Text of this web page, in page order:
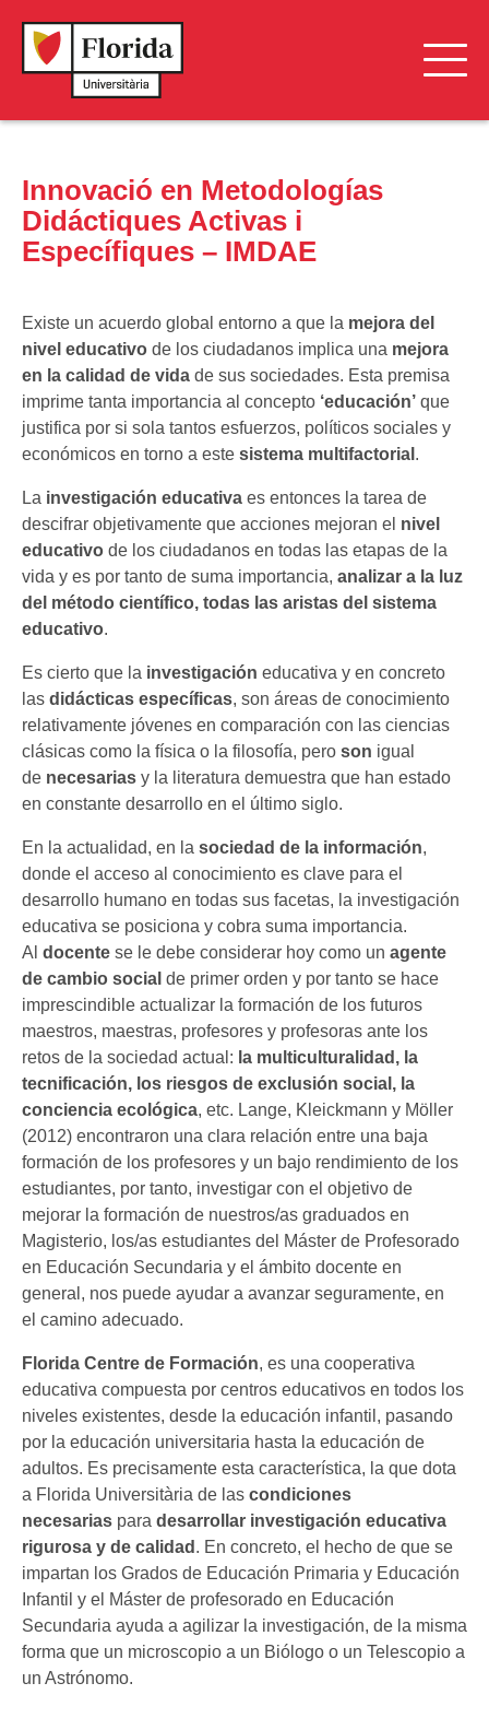
Game technologies and applications
Innovación Social y Negocios Inclusivos – INSONI
GILYTO
Economía Social, Empresas y Emprendimiento Social
Economía Social, Empresas y Emprendimiento Social
L’hivernacle
SportLab
Energy Student
Innovació en Metodologías Didáctiques Activas i
Específiques – IMDAE
Innovació en Metodologías
Didáctiques Activas i
Específiques – IMDAE
Existe un acuerdo global entorno a que la mejora del
nivel educativo de los ciudadanos implica una mejora
en la calidad de vida de sus sociedades. Esta premisa
imprime tanta importancia al concepto ‘educación’ que
justifica por si sola tantos esfuerzos, políticos sociales y
económicos en torno a este sistema multifactorial .
La investigación educativa es entonces la tarea de
descifrar objetivamente que acciones mejoran el nivel
educativo de los ciudadanos en todas las etapas de la
vida y es por tanto de suma importancia, analizar a la luz
del método científico, todas las aristas del sistema
educativo.
Es cierto que la investigación educativa y en concreto
las didácticas específicas, son áreas de conocimiento
relativamente jóvenes en comparación con las ciencias
clásicas como la física o la filosofía, pero son igual
de necesarias y la literatura demuestra que han estado
en constante desarrollo en el último siglo.
En la actualidad, en la sociedad de la información,
donde el acceso al conocimiento es clave para el
desarrollo humano en todas sus facetas, la investigación
educativa se posiciona y cobra suma importancia.
Al docente se le debe considerar hoy como un agente
de cambio social de primer orden y por tanto se hace
imprescindible actualizar la formación de los futuros
maestros, maestras, profesores y profesoras ante los
retos de la sociedad actual: la multiculturalidad, la
tecnificación, los riesgos de exclusión social, la
conciencia ecológica, etc. Lange, Kleickmann y Möller
(2012) encontraron una clara relación entre una baja
formación de los profesores y un bajo rendimiento de los
estudiantes, por tanto, investigar con el objetivo de
mejorar la formación de nuestros/as graduados en
Magisterio, los/as estudiantes del Máster de Profesorado
en Educación Secundaria y el ámbito docente en
general, nos puede ayudar a avanzar seguramente, en
el camino adecuado.
Florida Centre de Formación, es una cooperativa
educativa compuesta por centros educativos en todos los
niveles existentes, desde la educación infantil, pasando
por la educación universitaria hasta la educación de
adultos. Es precisamente esta característica, la que dota
a Florida Universitària de las condiciones
necesarias para desarrollar investigación educativa
rigurosa y de calidad . En concreto, el hecho de que se
impartan los Grados de Educación Primaria y Educación
Infantil y el Máster de profesorado en Educación
Secundaria ayuda a agilizar la investigación, de la misma
forma que un microscopio a un Biólogo o un Telescopio a
un Astrónomo.